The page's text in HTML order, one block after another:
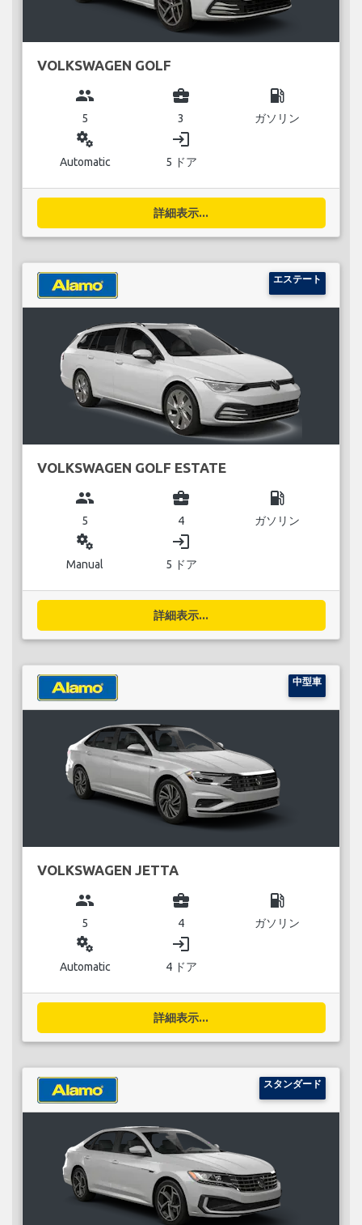
VOLKSWAGEN GOLF
group
5
business_center
3
local_gas_station
ガソリン
miscellaneous_services
Automatic
login
5 ドア
詳細表示...
エステート
VOLKSWAGEN GOLF ESTATE
group
5
business_center
4
local_gas_station
ガソリン
miscellaneous_services
Manual
login
5 ドア
詳細表示...
中型車
VOLKSWAGEN JETTA
group
5
business_center
4
local_gas_station
ガソリン
miscellaneous_services
Automatic
login
4 ドア
詳細表示...
スタンダード